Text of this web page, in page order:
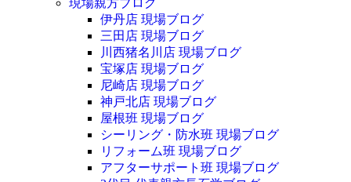
現場親方ブログ
伊丹店 現場ブログ
三田店 現場ブログ
川西猪名川店 現場ブログ
宝塚店 現場ブログ
尼崎店 現場ブログ
神戸北店 現場ブログ
屋根班 現場ブログ
シーリング・防水班 現場ブログ
リフォーム班 現場ブログ
アフターサポート班 現場ブログ